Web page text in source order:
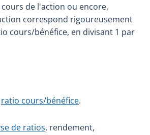
de l'action ou encore,
correspond rigoureusement
cours/bénéfice, en divisant 1 par
ratio cours/bénéfice.
de ratios, rendement,